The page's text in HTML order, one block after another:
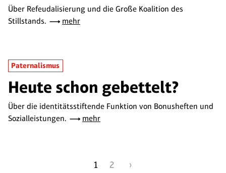
Über Refeudalisierung und die Große Koalition des
Stillstands.
mehr
Paternalismus
Heute schon gebettelt?
Über die identitätsstiftende Funktion von Bonusheften und
Sozialleistungen.
mehr
1 2 ›